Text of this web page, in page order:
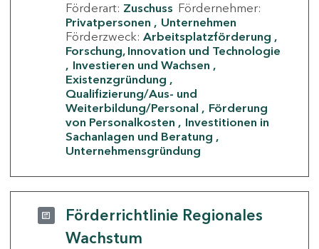
Förderart: Zuschuss Fördernehmer:
Privatpersonen
Unternehmen
Förderzweck: Arbeitsplatzförderung
Forschung, Innovation und Technologie
Investieren und Wachsen
Existenzgründung
Qualifizierung/Aus- und
Weiterbildung/Personal
Förderung
von Personalkosten
Investitionen in
Sachanlagen und Beratung
Unternehmensgründung
Förderrichtlinie Regionales
Wachstum